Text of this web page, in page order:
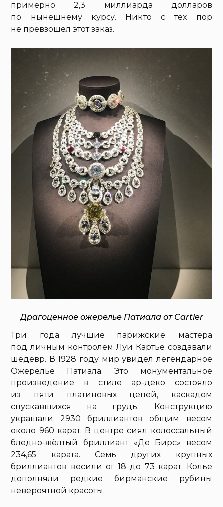
примерно 2,3 миллиарда долларов
по нынешнему курсу. Никто с тех пор
не превзошёл этот заказ.
Драгоценное ожерелье Патиала от Cartier
Три года лучшие парижские мастера
под личным контролем Луи Картье создавали
шедевр. В 1928 году мир увидел легендарное
Ожерелье Патиала. Это монументальное
произведение в стиле ар-деко состояло
из пяти платиновых цепей, каскадом
спускавшихся на грудь. Конструкцию
украшали 2930 бриллиантов общим весом
около 960 карат. В центре сиял колоссальный
бледно-жёлтый бриллиант «Де Бирс» весом
234,65 карата. Семь других крупных
бриллиантов весили от 18 до 73 карат. Колье
дополняли редкие бирманские рубины
невероятной красоты.